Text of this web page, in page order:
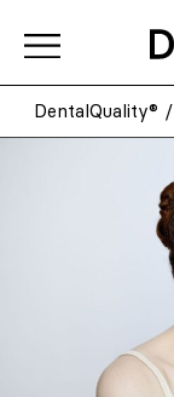
DentalQuality® /